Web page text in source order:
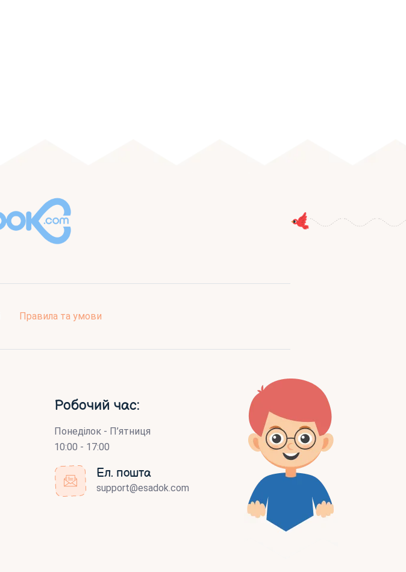
Правила та умови
Робочий час:
Понеділок - П’ятниця
10:00 - 17:00
Ел. пошта
support@esadok.com